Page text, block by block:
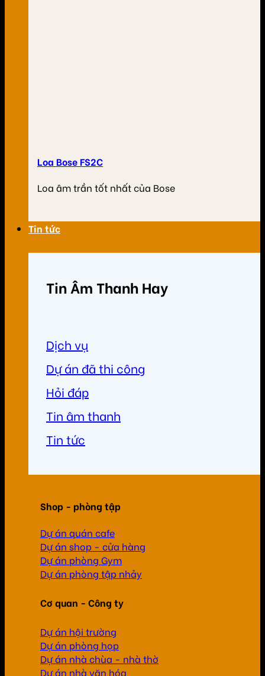
Loa Bose FS2C
Loa âm trần tốt nhất của Bose
Tin tức
Tin Âm Thanh Hay
Dịch vụ
Dự án đã thi công
Hỏi đáp
Tin âm thanh
Tin tức
Shop - phòng tập
Dự án quán cafe
Dự án shop - cửa hàng
Dự án phòng Gym
Dự án phòng tập nhảy
Cơ quan - Công ty
Dự án hội trường
Dự án phòng họp
Dự án nhà chùa - nhà thờ
Dự án nhà văn hóa